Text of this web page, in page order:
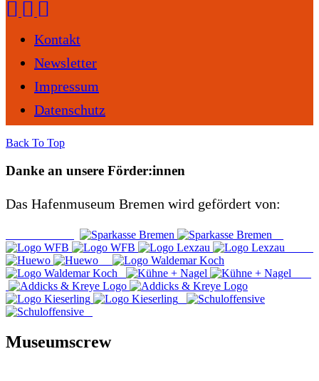
Kontakt
Newsletter
Impressum
Datenschutz
Back To Top
Danke an unsere Förder:innen
Das Hafenmuseum Bremen wird gefördert von:
Museumscrew